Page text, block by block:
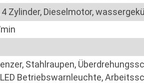
4 Zylinder, Dieselmotor,
Stahlraupen,
Betriebswarnleuchte,